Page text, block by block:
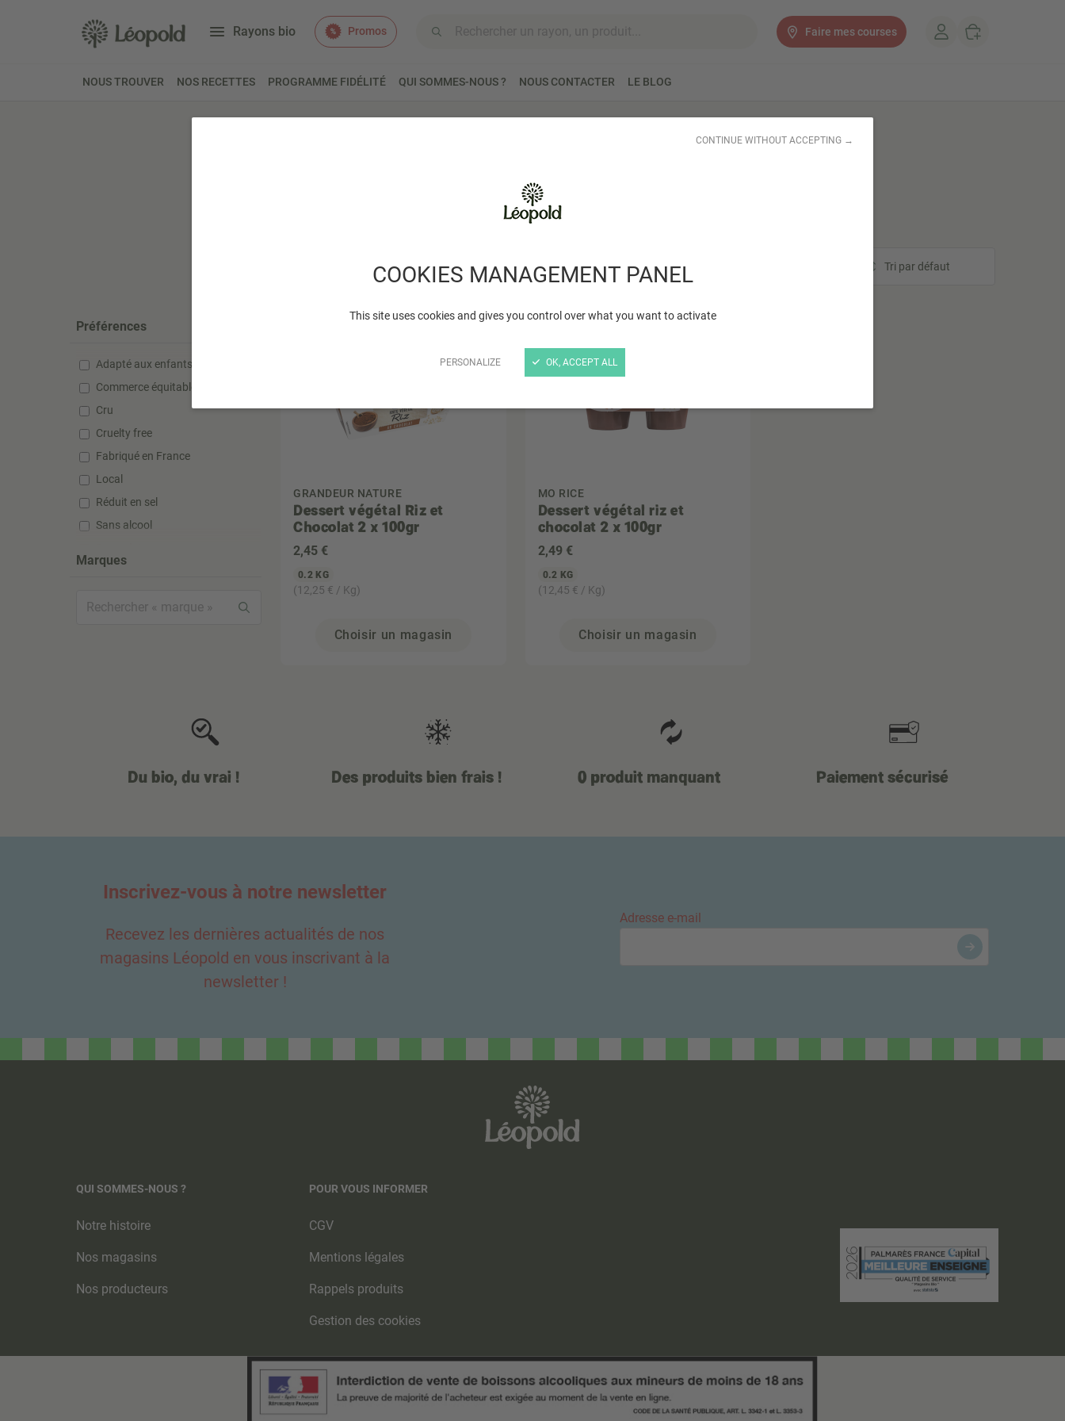
COOKIES MANAGEMENT PANEL
This site uses cookies and gives you control over what you want to activate
PERSONALIZE
CONTINUE WITHOUT ACCEPTING →
OK, ACCEPT ALL
Rayons bio
NOUS TROUVER NOS RECETTES PROGRAMME FIDÉLITÉ QUI SOMMES-NOUS ? NOUS CONTACTER LE BLOG
Promos Faire mes courses
Tri par défaut
Préférences
Adapté aux enfants
Commerce équitable
Cru
Cruelty free
Fabriqué en France
Local
Réduit en sel
Sans alcool
Sans huile de palme
Zéro déchet
Marques
GRANDEUR NATURE
Dessert végétal Riz et
Chocolat 2 x 100gr
2,45 €
0.2 KG
(12,25 € / Kg)
Choisir un magasin
MO RICE
Dessert végétal riz et
chocolat 2 x 100gr
2,49 €
0.2 KG
(12,45 € / Kg)
Choisir un magasin
Du bio, du vrai ! Des produits bien frais ! 0 produit manquant Paiement sécurisé
Inscrivez-vous à notre newsletter
Recevez les dernières actualités de nos
magasins Léopold en vous inscrivant à la
newsletter !
Adresse e-mail
QUI SOMMES-NOUS ?
Notre histoire
Nos magasins
Nos producteurs
POUR VOUS INFORMER
CGV
Mentions légales
Rappels produits
Gestion des cookies